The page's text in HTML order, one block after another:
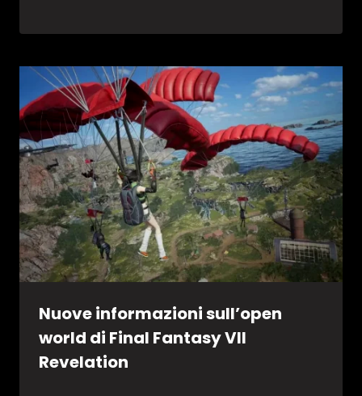
Nuove informazioni sull’open
world di Final Fantasy VII
Revelation